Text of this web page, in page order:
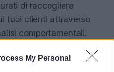
My Personal
di raccogliere
tuoi clienti attraverso
comportamentali.
Ricorda, la